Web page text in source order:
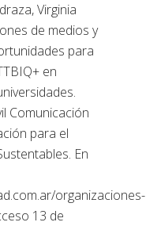
Virginia
de medios y
para
en
Comunicación
para el
En
organizaciones-
13 de